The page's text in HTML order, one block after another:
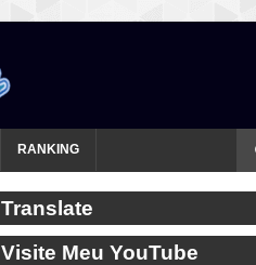
RANKING
Translate
Visite Meu YouTube